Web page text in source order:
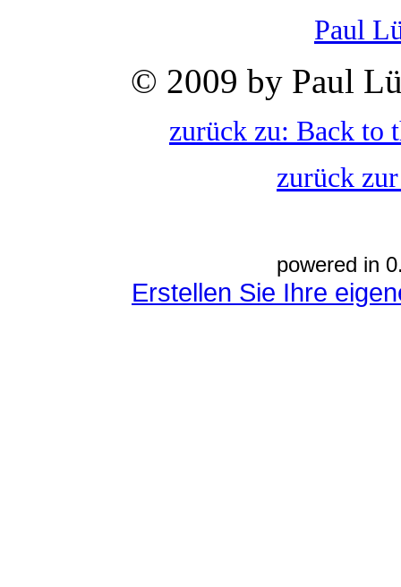
Paul
© 2009 by Paul
zurück zu: Back to
zurück
powered in
Erstellen Sie Ihre